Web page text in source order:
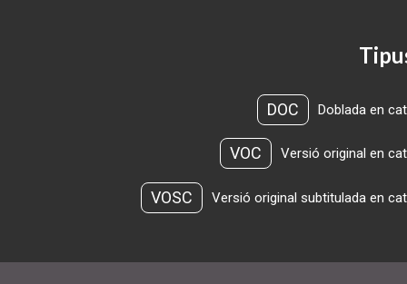
DOC Doblada en
VOC Versió original en
VOSC Versió original subtitulada en